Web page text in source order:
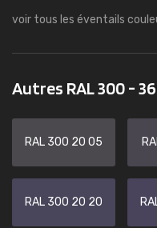
voir tous les éventails
Autres RAL 300 -
RAL 300 20 05
RAL 300 20 20